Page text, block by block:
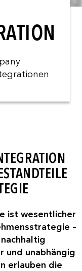
ist wesentlicher
–
und unabhängig
erlauben die